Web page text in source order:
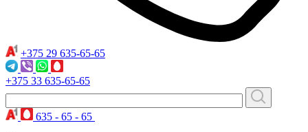
+375 29 635-65-65
+375 33 635-65-65
635 - 65 - 65